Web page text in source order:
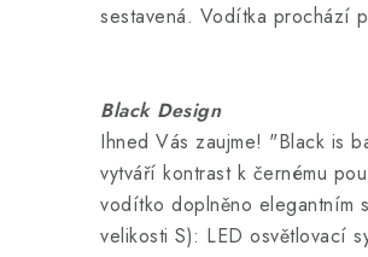
sestavená. Vodítka prochází
Black Design
Ihned Vás zaujme! "Black is
vytváří kontrast k černému
vodítko doplněno elegantním
velikosti S): LED osvětlovací